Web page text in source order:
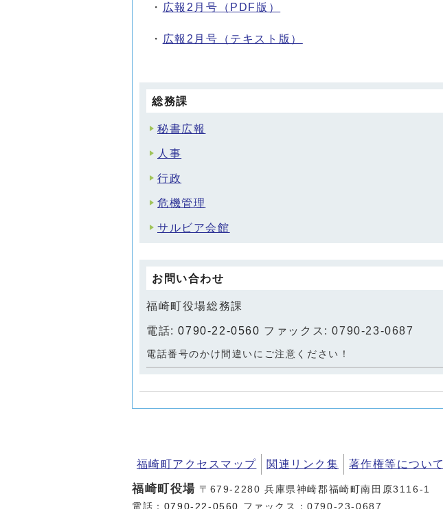
・ 広報2月号（PDF版）
・ 広報2月号（テキスト版）
総務課
秘書広報
人事
行政
危機管理
サルビア会館
お問い合わせ
福崎町役場総務課
電話:0790-22-0560 ファックス: 0790-23-0687
電話番号のかけ間違いにご注意ください！
福崎町アクセスマップ 関連リンク集 著作権等について
福崎町役場 〒679-2280 兵庫県神崎郡福崎町南田原3116-1
電話： 0790-22-0560 ファックス：0790-23-0687